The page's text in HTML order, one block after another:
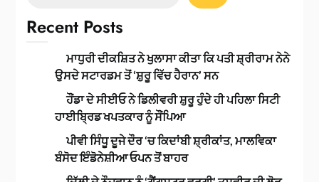
Recent Posts
ਮਾਧੁਰੀ ਦੀਕਸ਼ਿਤ ਨੇ ਖੁਲਾਸਾ ਕੀਤਾ ਕਿ ਪਤੀ ਸ਼੍ਰੀਰਾਮ ਨੇਨੇ
ਉਸਦੇ ਸਟਾਰਡਮ ਤੋਂ ‘ਸ਼ੁਰੂ ਵਿੱਚ ਹੈਰਾਨ’ ਸਨ
ਹੌਂਡਾ ਦੇ ਸੀਈਓ ਨੇ ਡਿਲੀਵਰੀ ਸ਼ੁਰੂ ਹੁੰਦੇ ਹੀ ਪਹਿਲਾ ਸਿਟੀ
ਹਾਈਬ੍ਰਿਡ ਖਪਤਕਾਰ ਨੂੰ ਸੌਂਪਿਆ
ਪੀਵੀ ਸਿੰਧੂ ਦੂਜੇ ਦੌਰ ‘ਚ ਕਿਦਾਂਬੀ ਸ਼੍ਰੀਕਾਂਤ, ਮਾਲਵਿਕਾ
ਬੰਸੋਦ ਇੰਡੋਨੇਸ਼ੀਆ ਓਪਨ ਤੋਂ ਬਾਹਰ